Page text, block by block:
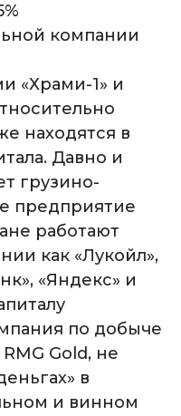
компании
«Храми-1» и
находятся в
Давно и
грузино-
предприятие
работают
как «Лукойл»,
«Яндекс» и
по добыче
Gold, не
в
и винном